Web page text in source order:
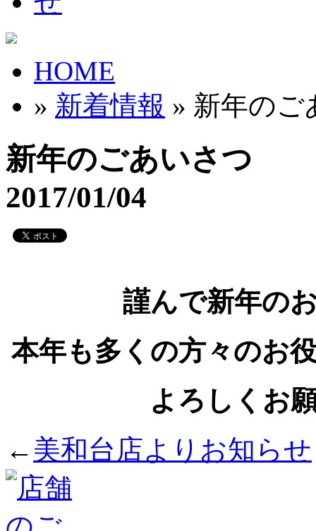
HOME
» 新着情報 » 新年のご
新年のごあいさつ
2017/01/04
謹んで新年の
本年も多くの方々のお
よろしくお
← 美和台店よりお知らせ